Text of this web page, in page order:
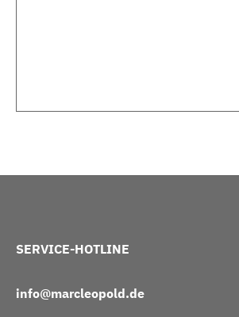
SERVICE-HOTLINE
info@marcleopold.de